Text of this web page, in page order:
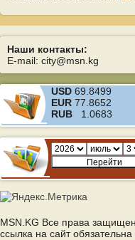
Наши контакты:
E-mail: city@msn.kg
USD 69.8499
EUR 77.8652
RUB 1.0683
MSN.KG Все права
ссылка на сайт обязательна